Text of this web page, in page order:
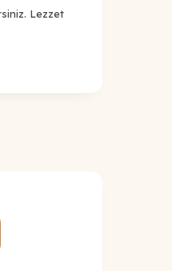
Lezzet